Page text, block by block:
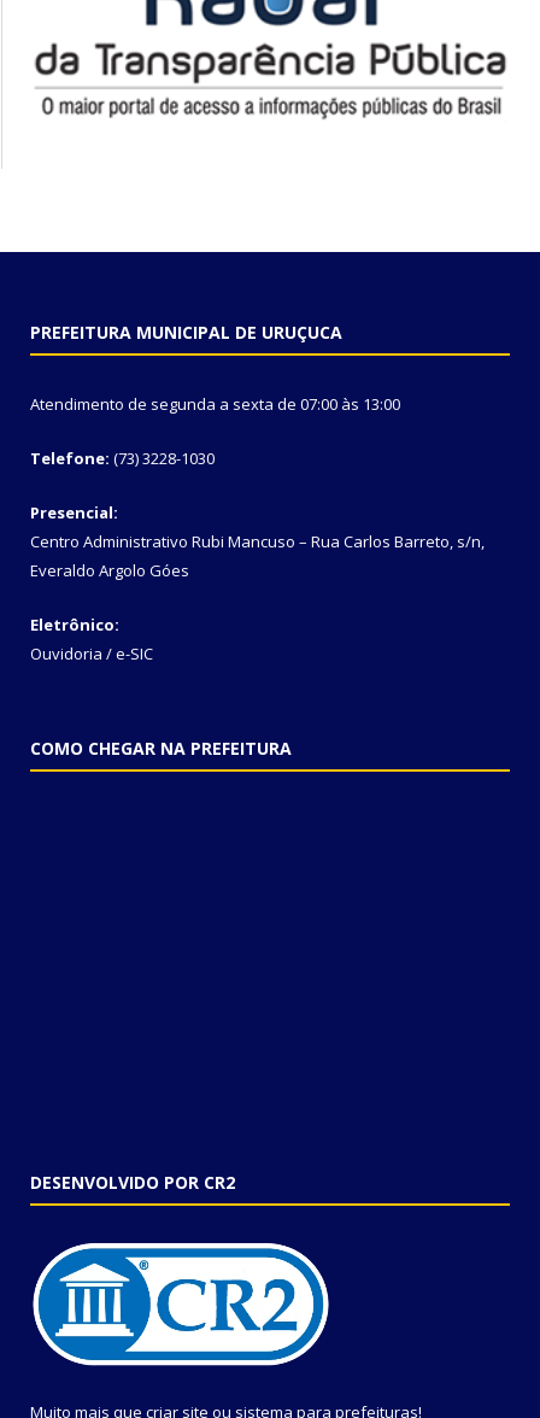
PREFEITURA MUNICIPAL DE URUÇUCA
Atendimento de segunda a sexta de 07:00 às 13:00
Telefone: (73) 3228-1030
Presencial:
Centro Administrativo Rubi Mancuso – Rua Carlos Barreto, s/n,
Everaldo Argolo Góes
Eletrônico:
Ouvidoria /e-SIC
COMO CHEGAR NA PREFEITURA
DESENVOLVIDO POR CR2
Muito mais que criar site ou sistema para prefeituras!